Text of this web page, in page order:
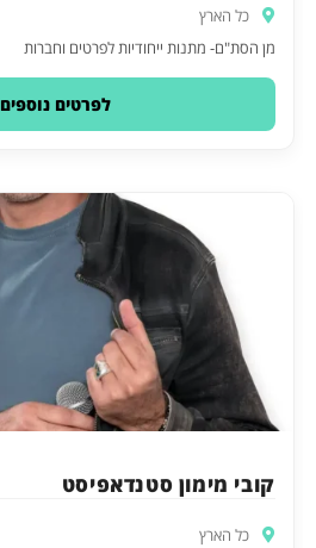
כל הארץ
מן הסת"ם- מתנות ייחודיות לפרטים וחברות
לפרטים נוספים
קובי מימון סטנדאפיסט
כל הארץ